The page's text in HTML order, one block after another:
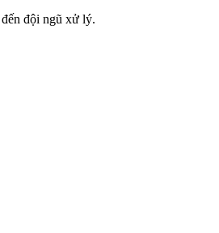
đội ngũ xử lý.